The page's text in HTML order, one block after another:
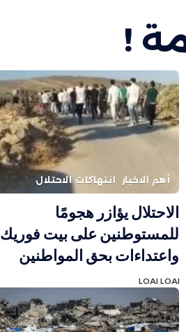
!
أهم الاخبار انتهاكات الاحتلال
الاحتلال يؤازر هجومًا
للمستوطنين على بيت فوريك
واعتداءات بحق المواطنين
LOAI LOAI